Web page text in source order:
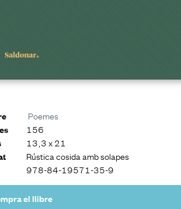
Poemes
156
13,3 x 21
Rústica cosida amb solapes
978-84-19571-35-9
el llibre